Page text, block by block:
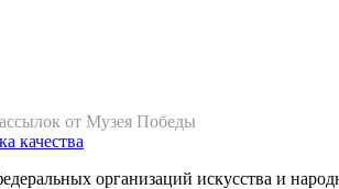
от Музея Победы
качества
организаций искусства и